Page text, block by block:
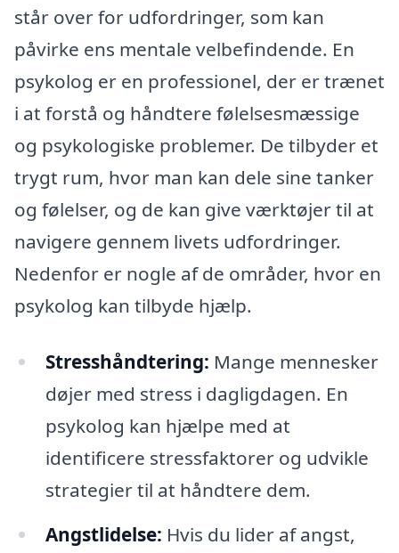
står over for udfordringer, som kan
påvirke ens mentale velbefindende. En
psykolog er en professionel, der er trænet
i at forstå og håndtere følelsesmæssige
og psykologiske problemer. De tilbyder et
trygt rum, hvor man kan dele sine tanker
og følelser, og de kan give værktøjer til at
navigere gennem livets udfordringer.
Nedenfor er nogle af de områder, hvor en
psykolog kan tilbyde hjælp.
Stresshåndtering: Mange mennesker
døjer med stress i dagligdagen. En
psykolog kan hjælpe med at
identificere stressfaktorer og udvikle
strategier til at håndtere dem.
Angstlidelse: Hvis du lider af angst,